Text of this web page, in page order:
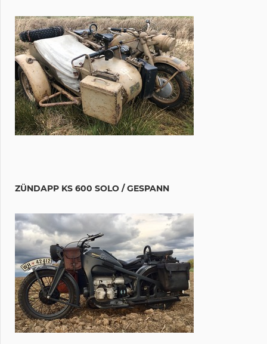
ZÜNDAPP KS 600 SOLO / GESPANN